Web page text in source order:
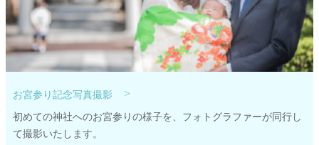
お宮参り記念写真撮影 >
初めての神社へのお宮参りの様子を、フォトグラファーが同行し
て撮影いたします。